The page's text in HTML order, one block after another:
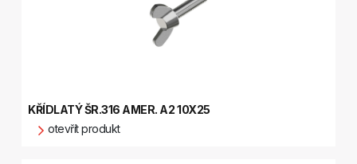
KŘÍDLATÝ ŠR.316 AMER. A2 10X25
otevřít produkt